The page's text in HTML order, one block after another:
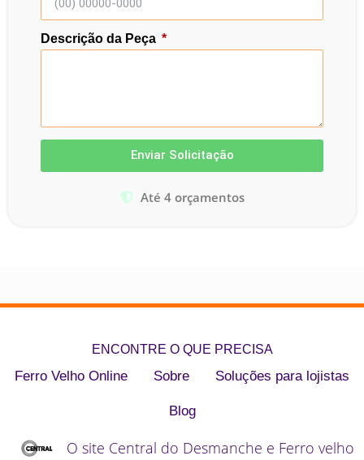
Descrição da Peça
Enviar Solicitação
Até 4 orçamentos
ENCONTRE O QUE PRECISA​
Ferro Velho Online Sobre Soluções para lojistas
Blog
O site Central do Desmanche e Ferro velho